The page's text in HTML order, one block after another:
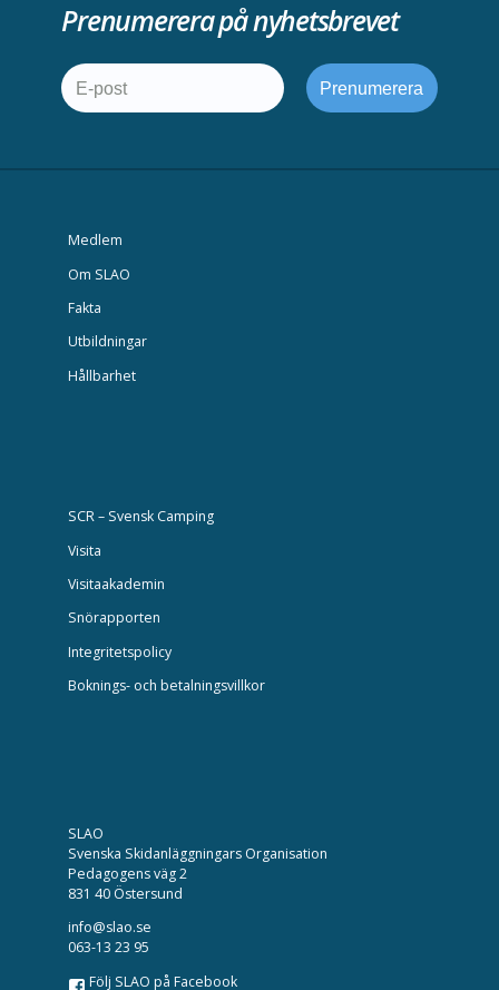
Prenumerera på nyhetsbrevet
Medlem
Om SLAO
Fakta
Utbildningar
Hållbarhet
SCR – Svensk Camping
Visita
Visitaakademin
Snörapporten
Integritetspolicy
Boknings- och betalningsvillkor
SLAO
Svenska Skidanläggningars Organisation
Pedagogens väg 2
831 40 Östersund
info@slao.se
063-13 23 95
Följ SLAO på Facebook